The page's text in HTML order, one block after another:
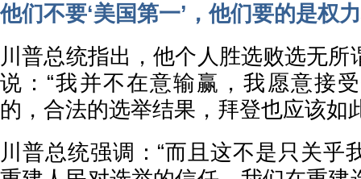
他们不要‘美国第一’，他们要的是权
川普总统指出，他个人胜选败选无所
说：“我并不在意输赢，我愿意接
的，合法的选举结果，拜登也应该如
川普总统强调：“而且这不是只关乎